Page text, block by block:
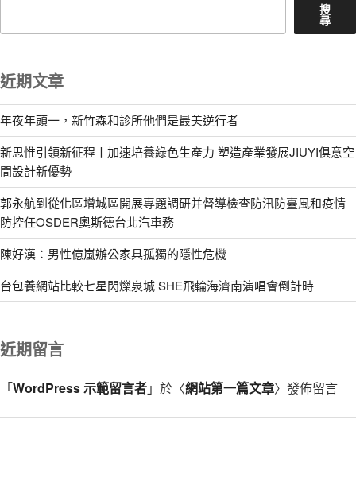
搜
尋
近期文章
年夜年頭一，新竹森和診所他們是最美逆行者
新思惟引領新征程丨加速培養綠色生產力 塑造產業發展JIUYI俱意空
間設計新優勢
郭永航到從化區增城區開展專題調研并督導檢查防汛防臺風和疫情
防控任OSDER奧斯德台北汽車務
陳好漢：男性億嵐辦公家具孤獨的隱性危機
台包養網站比較七星閃爍泉城 SHE飛輪海濟南演唱會倒計時
近期留言
「WordPress 示範留言者」於〈網站第一篇文章〉發佈留言